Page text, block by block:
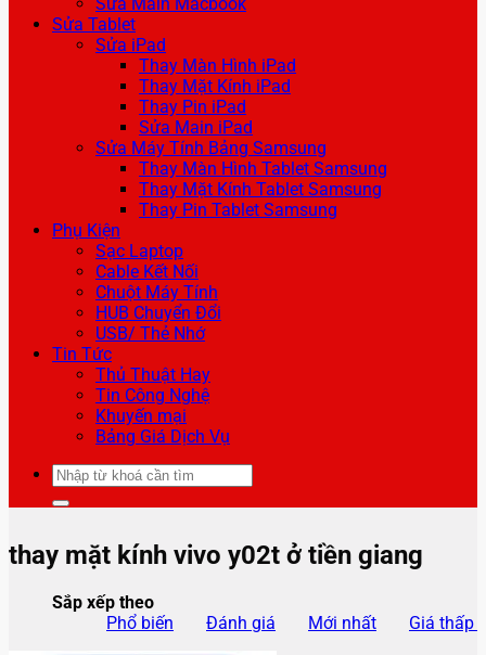
Sửa Tablet
Sửa iPad
Thay Màn Hình iPad
Thay Mặt Kính iPad
Thay Pin iPad
Sửa Main iPad
Sửa Máy Tính Bảng Samsung
Thay Màn Hình Tablet Samsung
Thay Mặt Kính Tablet Samsung
Thay Pin Tablet Samsung
Phụ Kiện
Sạc Laptop
Cable Kết Nối
Chuột Máy Tính
HUB Chuyển Đổi
USB/ Thẻ Nhớ
Tin Tức
Thủ Thuật Hay
Tin Công Nghệ
Khuyến mại
Bảng Giá Dịch Vụ
Tìm
kiếm:
thay mặt kính vivo y02t ở tiền giang
Sắp xếp theo
Phổ biến
Đánh giá Mới nhất Giá thấp